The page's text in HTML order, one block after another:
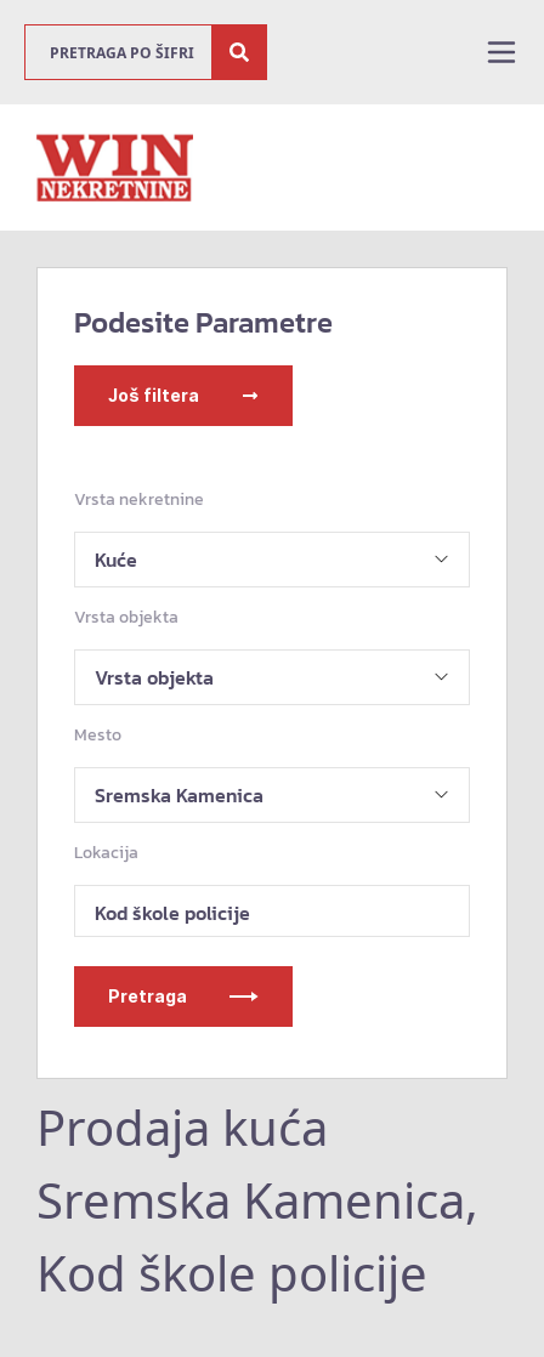
Podesite Parametre
Još filtera
Vrsta nekretnine
Vrsta objekta
Mesto
Lokacija
Kod škole policije
Pretraga
Prodaja kuća
Sremska Kamenica,
Kod škole policije